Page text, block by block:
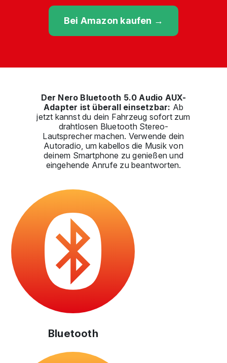
Bei Amazon kaufen →
Der Nero Bluetooth 5.0 Audio AUX-
Adapter ist überall einsetzbar: Ab
jetzt kannst du dein Fahrzeug sofort zum
drahtlosen Bluetooth Stereo-
Lautsprecher machen. Verwende dein
Autoradio, um kabellos die Musik von
deinem Smartphone zu genießen und
eingehende Anrufe zu beantworten.
Bluetooth